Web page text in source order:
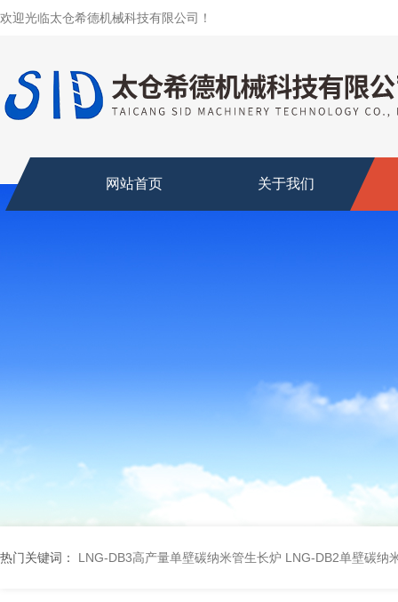
欢迎光临太仓希德机械科技有限公司！
网站首页 关于我们
热门关键词： LNG-DB3高产量单壁碳纳米管生长炉 LNG-DB2单壁碳纳